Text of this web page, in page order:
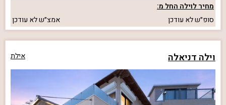
מחיר לוילה החל מ:
סופ״שלא עודכן אמצ״שלא עודכן
וילה דניאלה אילת